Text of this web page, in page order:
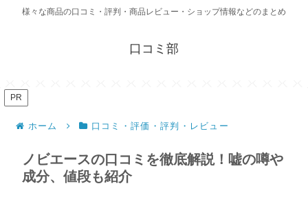
様々な商品の口コミ・評判・商品レビュー・ショップ情報などのまとめ
口コミ部
PR
ホーム 口コミ・評価・評判・レビュー
ノビエースの口コミを徹底解説！嘘の噂や
成分、値段も紹介